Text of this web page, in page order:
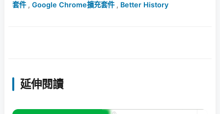
套件, Google Chrome擴充套件, Better History
延伸閱讀